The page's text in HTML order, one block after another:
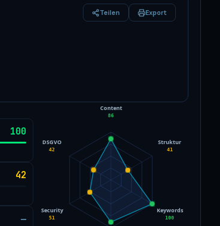
Teilen Export
100
42
—
Content
86
Struktur
41
Keywords
100
Security
51
DSGVO
42